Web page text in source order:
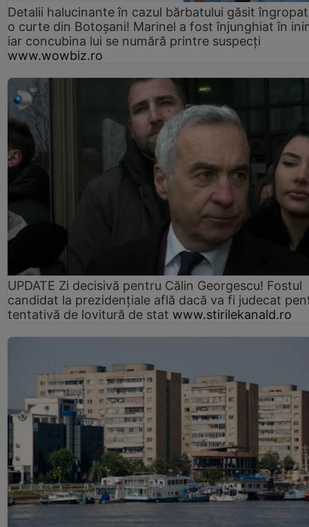
Detalii halucinante în cazul bărbatului găsit
o curte din Botoșani! Marinel a fost înjunghiat în
iar concubina lui se numără printre suspecți
www.wowbiz.ro
UPDATE Zi decisivă pentru Călin Georgescu! Fostul
candidat la prezidențiale află dacă va fi judecat
tentativă de lovitură de stat www.stirilekanald.ro